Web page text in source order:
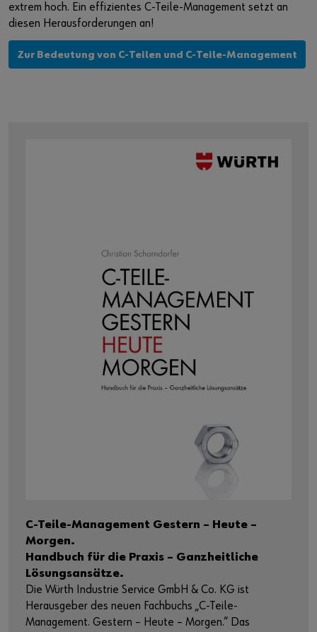
extrem hoch. Ein effizientes C-Teile-Management setzt an
diesen Herausforderungen an!
Zur Bedeutung von C-Teilen und C-Teile-Management
C-Teile-Management Gestern – Heute –
Morgen.
Handbuch für die Praxis – Ganzheitliche
Lösungsansätze.
Die Würth Industrie Service GmbH & Co. KG ist
Herausgeber des neuen Fachbuchs „C-Teile-
Management. Gestern – Heute – Morgen.“ Das